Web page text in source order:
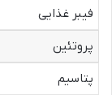
فیبر غذایی
پروتئین
پتاسیم